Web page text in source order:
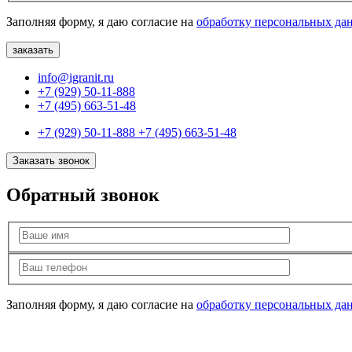
Заполняя форму, я даю согласие на обработку персональных
info@igranit.ru
+7 (929) 50-11-888
+7 (495) 663-51-48
+7 (929) 50-11-888 +7 (495) 663-51-48
Заказать звонок
Обратный звонок
Заполняя форму, я даю согласие на обработку персональных